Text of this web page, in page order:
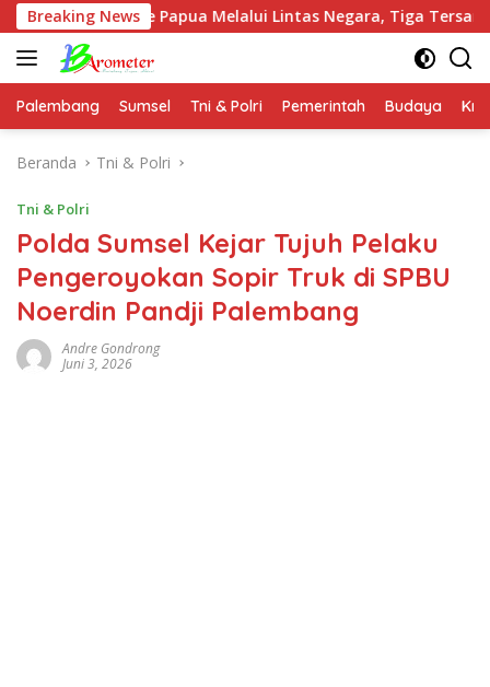
Langsung
ke
konten
Breaking News
Melalui Lintas Negara, Tiga Tersangka Diamankan
Palembang Sumsel Tni & Polri Pemerintah Budaya
Beranda Tni & Polri
Tni & Polri
Polda Sumsel Kejar Tujuh Pelaku
Pengeroyokan Sopir Truk di SPBU
Noerdin Pandji Palembang
Andre Gondrong
Juni 3, 2026